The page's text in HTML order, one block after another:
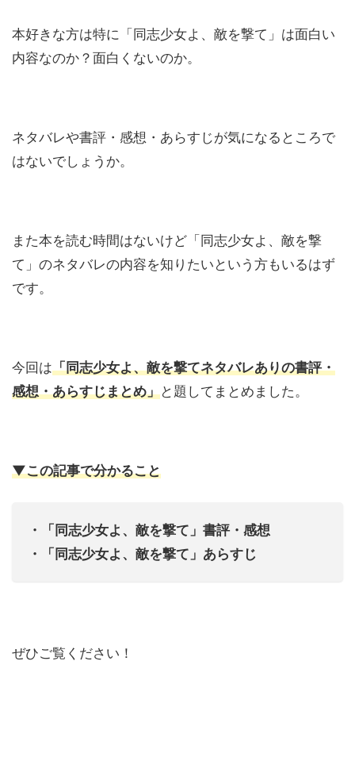
本好きな方は特に「同志少女よ、敵を撃て」は面白い
内容なのか？面白くないのか。
ネタバレや書評・感想・あらすじが気になるところで
はないでしょうか。
また本を読む時間はないけど「同志少女よ、敵を撃
て」のネタバレの内容を知りたいという方もいるはず
です。
今回は「同志少女よ、敵を撃てネタバレありの書評・
感想・あらすじまとめ」と題してまとめました。
▼この記事で分かること
・「同志少女よ、敵を撃て」書評・感想
・「同志少女よ、敵を撃て」あらすじ
ぜひご覧ください！